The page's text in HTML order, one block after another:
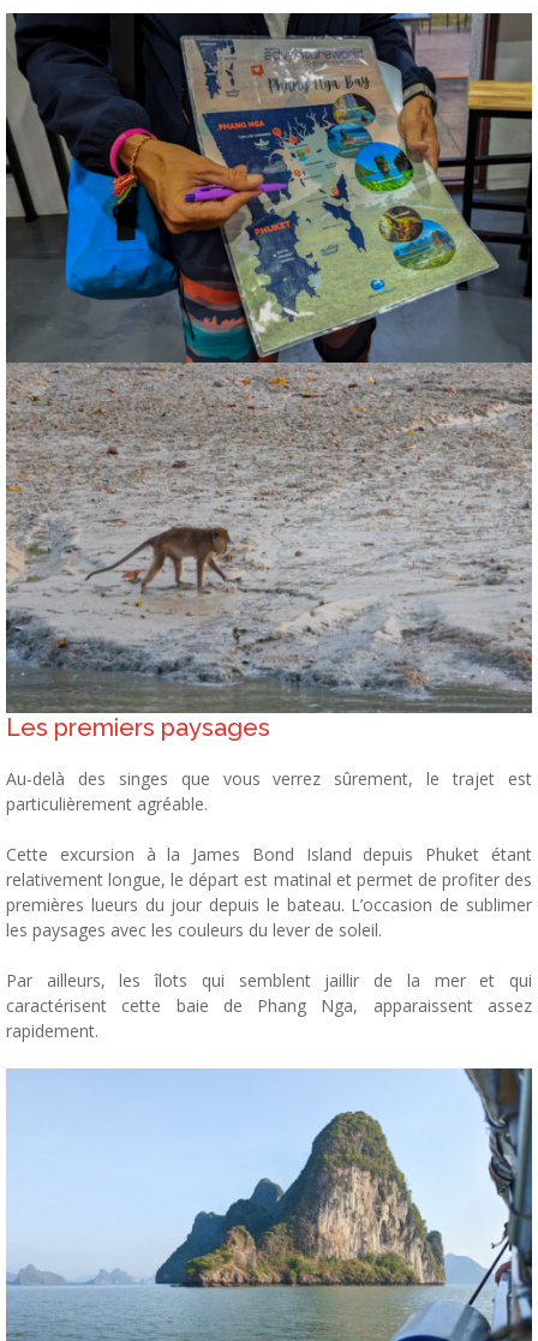
Les premiers paysages
Au-delà des singes que vous verrez sûrement, le trajet est
particulièrement agréable.
Cette excursion à la James Bond Island depuis Phuket étant
relativement longue, le départ est matinal et permet de profiter des
premières lueurs du jour depuis le bateau. L’occasion de sublimer
les paysages avec les couleurs du lever de soleil.
Par ailleurs, les îlots qui semblent jaillir de la mer et qui
caractérisent cette baie de Phang Nga, apparaissent assez
rapidement.